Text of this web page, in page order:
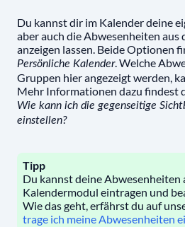
Du kannst dir im Kalender deine
aber auch die Abwesenheiten aus
anzeigen lassen. Beide Optionen
Persönliche Kalender. Welche
Gruppen hier angezeigt werden,
Mehr Informationen dazu findest
Wie kann ich die gegenseitige
einstellen?
Tipp
Du kannst deine Abwesenheiten
Kalendermodul eintragen und
Wie das geht, erfährst du auf
trage ich meine Abwesenheiten